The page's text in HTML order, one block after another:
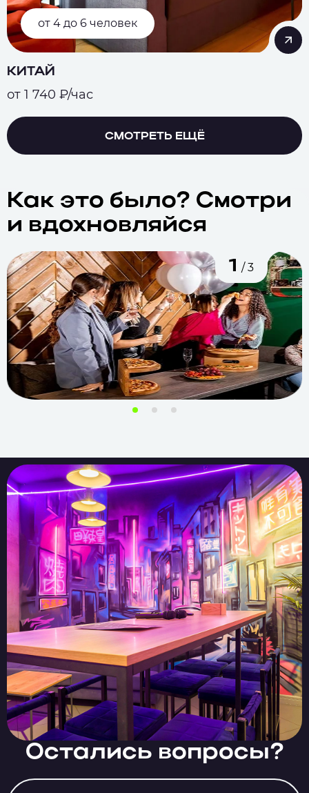
от 4 до 6 человек
КИТАЙ
от 1 740 ₽/час
СМОТРЕТЬ ЕЩЁ
Как это было? Смотри
и вдохновляйся
1 / 3
Остались вопросы?